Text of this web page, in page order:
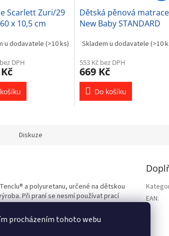
procházením tohoto webu
Scarlett Zuri/29
x 10,5 cm
u dodavatele(>10 ks)
DPH
Dětská pěnová matrace
New Baby STANDARD
modrá
Skladem u dodavatele(>10
553 Kč bez DPH
669 Kč
Do košíku
Diskuze
a polyuretanu, určené na dětskou
Při praní se nesmí používat prací
EAN: